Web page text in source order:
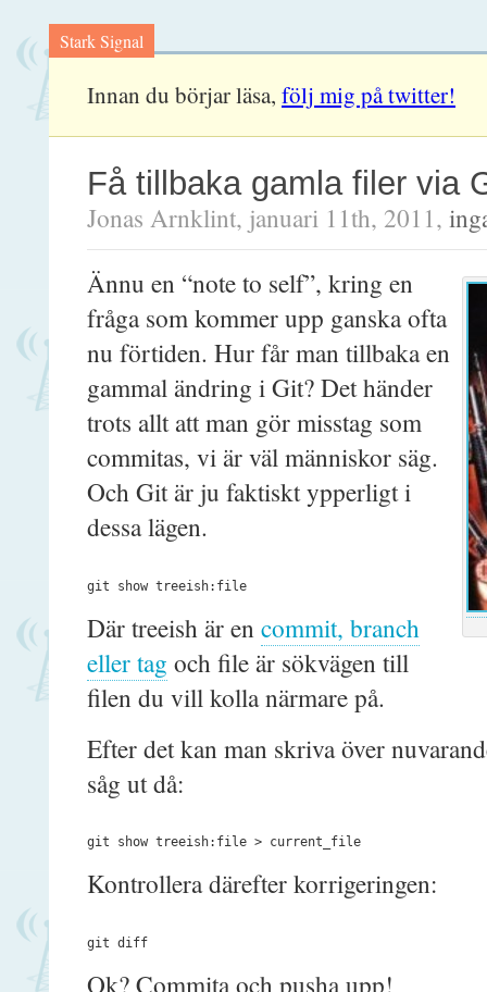
Stark Signal
Innan du börjar läsa, följ mig på twitter!
Få tillbaka gamla filer via
Jonas Arnklint, januari 11th, 2011,
Ännu en “note to self”, kring en
fråga som kommer upp ganska ofta
nu förtiden. Hur får man tillbaka en
gammal ändring i Git? Det händer
trots allt att man gör misstag som
commitas, vi är väl människor säg.
Och Git är ju faktiskt ypperligt i
dessa lägen.
Där treeish är encommit, branch
eller tag och file är sökvägen till
filen du vill kolla närmare på.
Efter det kan man skriva över
såg ut då:
Kontrollera därefter korrigeringen:
Ok? Commita och pusha upp!